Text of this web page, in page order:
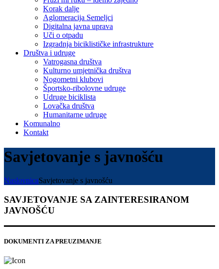
Korak dalje
Aglomeracija Semeljci
Digitalna javna uprava
Uči o otpadu
Izgradnja biciklističke infrastrukture
Društva i udruge
Vatrogasna društva
Kulturno umjetnička društva
Nogometni klubovi
Športsko-ribolovne udruge
Udruge biciklista
Lovačka društva
Humanitarne udruge
Komunalno
Kontakt
Savjetovanje s javnošću
NaslovnicaSavjetovanje s javnošću
SAVJETOVANJE SA ZAINTERESIRANOM
JAVNOŠĆU
DOKUMENTI ZA PREUZIMANJE